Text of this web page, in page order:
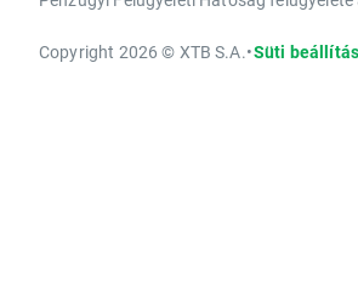
Copyright 2026 © XTB S.A.•Süti